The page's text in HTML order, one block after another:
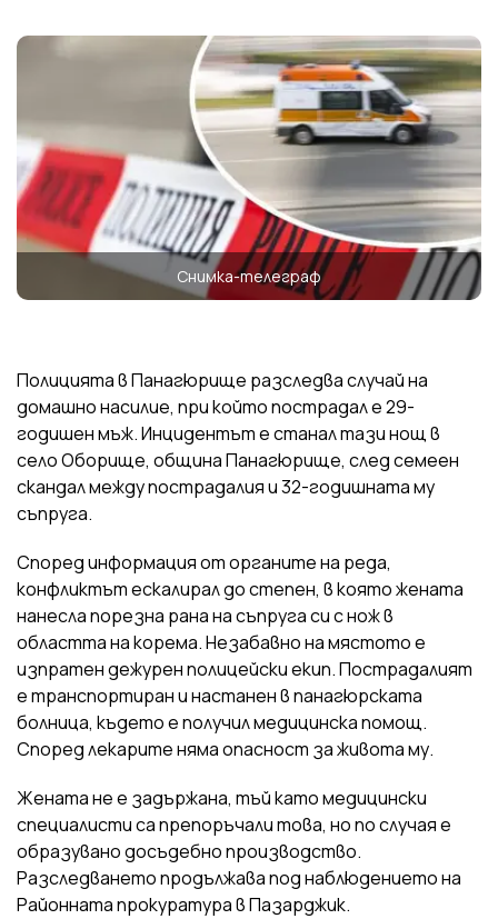
Снимка-телеграф
Полицията в Панагюрище разследва случай на
домашно насилие, при който пострадал е 29-
годишен мъж. Инцидентът е станал тази нощ в
село Оборище, община Панагюрище, след семеен
скандал между пострадалия и 32-годишната му
съпруга.
Според информация от органите на реда,
конфликтът ескалирал до степен, в която жената
нанесла порезна рана на съпруга си с нож в
областта на корема. Незабавно на мястото е
изпратен дежурен полицейски екип. Пострадалият
е транспортиран и настанен в панагюрската
болница, където е получил медицинска помощ.
Според лекарите няма опасност за живота му.
Жената не е задържана, тъй като медицински
специалисти са препоръчали това, но по случая е
образувано досъдебно производство.
Разследването продължава под наблюдението на
Районната прокуратура в Пазарджик.